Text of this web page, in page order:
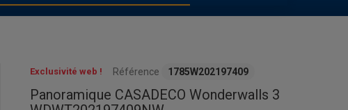
Exclusivité web ! Référence 1785W202197409
Panoramique CASADECO Wonderwalls 3